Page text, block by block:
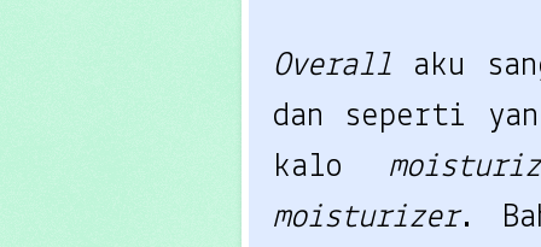
Overall aku
dan seperti
kalo
moisturizer.